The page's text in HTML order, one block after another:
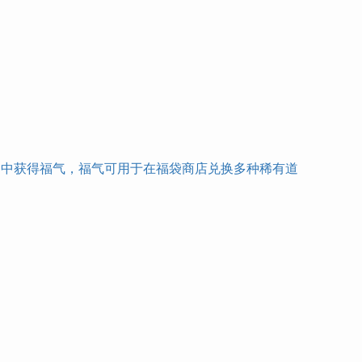
获得福气，福气可用于在福袋商店兑换多种稀有道